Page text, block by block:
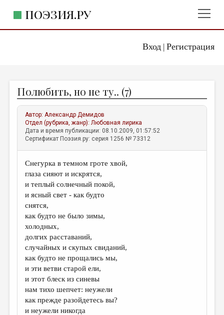
Вход| Регистрация
ПОЭЗИЯ.РУ
ЖАНРЫ
АВТОРЫ
КОММЕНТАРИИ
ЛИТСАЛОН
НОВОСТИ
ПРАВИЛА САЙТА
ОТДЕЛЫ И РУБРИКИ
ИЗБРАННОЕ
ДАЙДЖЕСТ
ПРОИЗВЕДЕНИЯ
ПЕРЕВОДЫ
КОНКУРСЫ
ДЕТСКАЯ КОМНАТА
Полюбить, но не ту.. (7)
Автор:Александр Демидов
Отдел (рубрика, жанр):Любовная лирика
Дата и время публикации: 08.10.2009, 01:57:52
Сертификат Поэзия.ру: серия 1256 № 73312
Снегурка в темном гроте хвой,
глаза сияют и искрятся,
и теплый солнечный покой,
и ясный свет - как будто
снятся,
как будто не было зимы,
холодных,
долгих расставаний,
случайных и скупых свиданий,
как будто не прощались мы,
и эти ветви старой ели,
и этот блеск из синевы
нам тихо шепчет: неужели
как прежде разойдетесь вы?
и неужели никогда